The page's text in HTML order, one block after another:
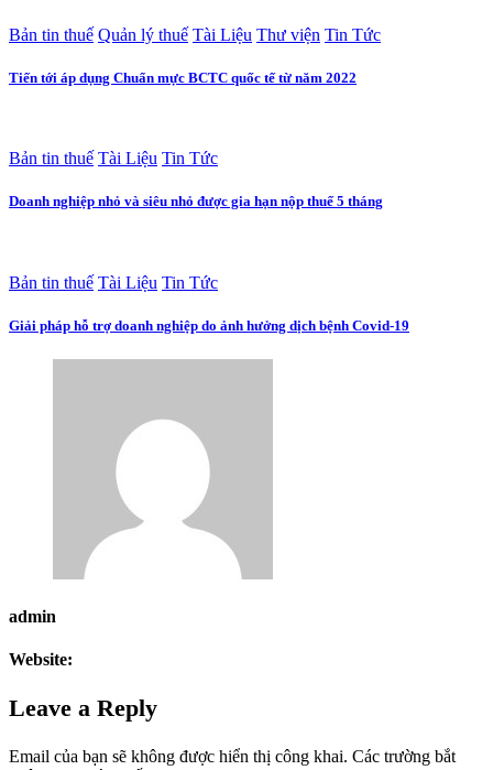
Bản tin thuế Quản lý thuế Tài Liệu Thư viện Tin Tức
Tiến tới áp dụng Chuẩn mực BCTC quốc tế từ năm 2022
Bản tin thuế Tài Liệu Tin Tức
Doanh nghiệp nhỏ và siêu nhỏ được gia hạn nộp thuế 5 tháng
Bản tin thuế Tài Liệu Tin Tức
Giải pháp hỗ trợ doanh nghiệp do ảnh hưởng dịch bệnh Covid-19
admin
Website:
Leave a Reply
Email của bạn sẽ không được hiển thị công khai. Các trường bắt